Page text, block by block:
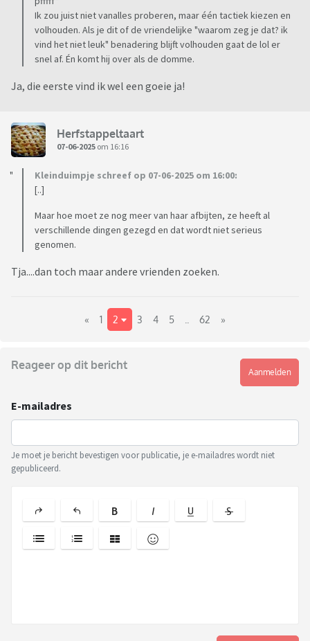
Ik zou juist niet vanalles proberen, maar één tactiek kiezen en
volhouden. Als je dit of de vriendelijke "waarom zeg je dat? ik
vind het niet leuk" benadering blijft volhouden gaat de lol er
snel af. Én komt hij over als de domme.
Ja, die eerste vind ik wel een goeie ja!
Herfstappeltaart
07-06-2025 om 16:16
Kleinduimpje schreef op 07-06-2025 om 16:00:
[..]
Maar hoe moet ze nog meer van haar afbijten, ze heeft al
verschillende dingen gezegd en dat wordt niet serieus
genomen.
Tja....dan toch maar andere vrienden zoeken.
« 1 2 3 4 5 62 »
Reageer op dit bericht
Aanmelden
E-mailadres
Je moet je bericht bevestigen voor publicatie, je e-mailadres wordt niet
gepubliceerd.